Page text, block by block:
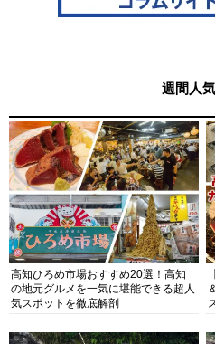
週間人
高知ひろめ市場おすすめ20選！高知
の地元グルメを一気に堪能できる超人
気スポットを徹底解剖